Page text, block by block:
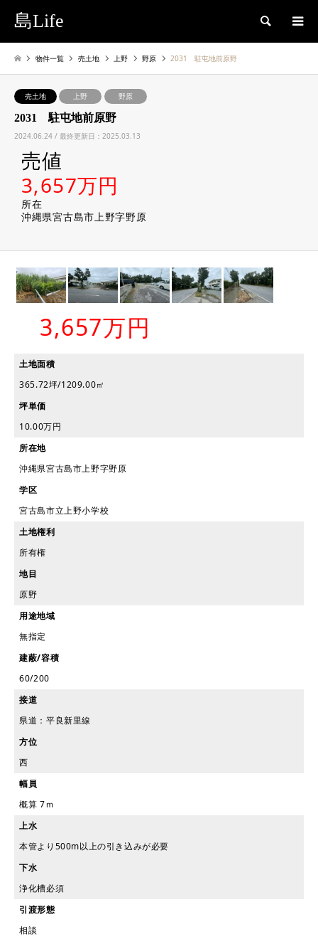
島Life 検索
物件一覧 売土地 上野 野原 2031 駐屯地前原野
売土地 上野 野原
2031 駐屯地前原野
2024.06.24 / 最終更新日：2025.03.13
売値
3,657万円
所在
沖縄県宮古島市上野字野原
3,657万円
土地面積
365.72坪/1209.00㎡
坪単価
10.00万円
所在地
沖縄県宮古島市上野字野原
学区
宮古島市立上野小学校
土地権利
所有権
地目
原野
用途地域
無指定
建蔽/容積
60/200
接道
県道：平良新里線
方位
西
幅員
概算 7ｍ
上水
本管より500m以上の引き込みが必要
下水
浄化槽必須
引渡形態
相談